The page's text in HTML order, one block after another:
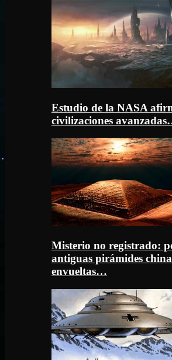
Estudio de la NASA
civilizaciones
Misterio no registrado:
antiguas pirámides
envueltas…